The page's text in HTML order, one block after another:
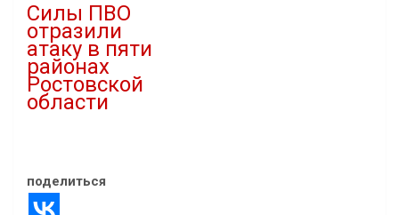
Силы ПВО
отразили
атаку в пяти
районах
Ростовской
области
поделиться